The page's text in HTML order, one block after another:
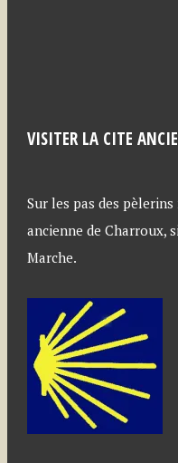
VISITER LA CITE
Sur les pas des
ancienne de Charroux,
Marche.